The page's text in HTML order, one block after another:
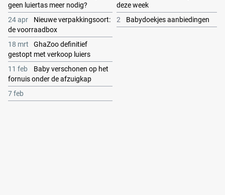
geen luiertas meer nodig?
24 apr
Nieuwe verpakkingsoort:
de voorraadbox
18 mrt
GhaZoo definitief
gestopt met verkoop luiers
11 feb
Baby verschonen op het
fornuis onder de afzuigkap
7 feb
deze week
2
Babydoekjes aanbiedingen